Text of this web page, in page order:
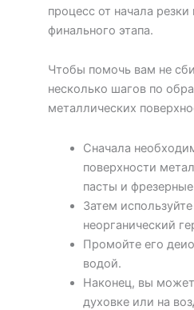
процесс от начала
финального этапа.
Чтобы помочь вам не
несколько шагов по
металлических
Сначала
поверхности
пасты и
Затем
неорганический
Промойте его
водой.
Наконец, вы
духовке или на